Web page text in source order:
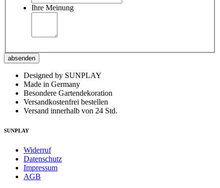
Ihre Meinung
absenden
Designed by SUNPLAY
Made in Germany
Besondere Gartendekoration
Versandkostenfrei bestellen
Versand innerhalb von 24 Std.
SUNPLAY
Widerruf
Datenschutz
Impressum
AGB